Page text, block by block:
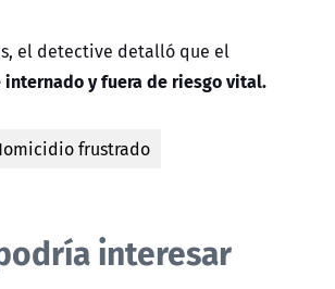
el detective detalló que el
internado y fuera de riesgo vital.
frustrado
interesar